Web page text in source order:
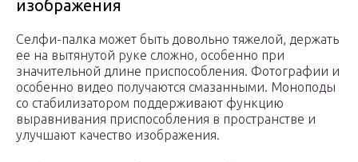
изображения
Селфи-палка может быть довольно тяжелой, держать
ее на вытянутой руке сложно, особенно при
значительной длине приспособления. Фотографии и
особенно видео получаются смазанными. Моноподы
со стабилизатором поддерживают функцию
выравнивания приспособления в пространстве и
улучшают качество изображения.